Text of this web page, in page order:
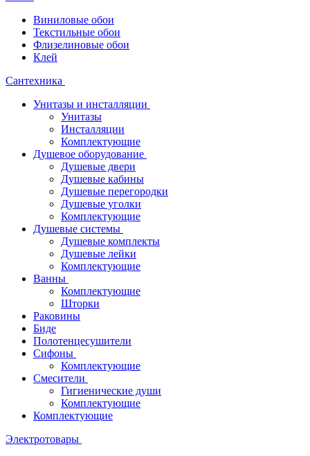
Виниловые обои
Текстильные обои
Флизелиновые обои
Клей
Сантехника
Унитазы и инсталляции
Унитазы
Инсталляции
Комплектующие
Душевое оборудование
Душевые двери
Душевые кабины
Душевые перегородки
Душевые уголки
Комплектующие
Душевые системы
Душевые комплекты
Душевые лейки
Комплектующие
Ванны
Комплектующие
Шторки
Раковины
Биде
Полотенцесушители
Сифоны
Комплектующие
Смесители
Гигиенические души
Комплектующие
Комплектующие
Электротовары